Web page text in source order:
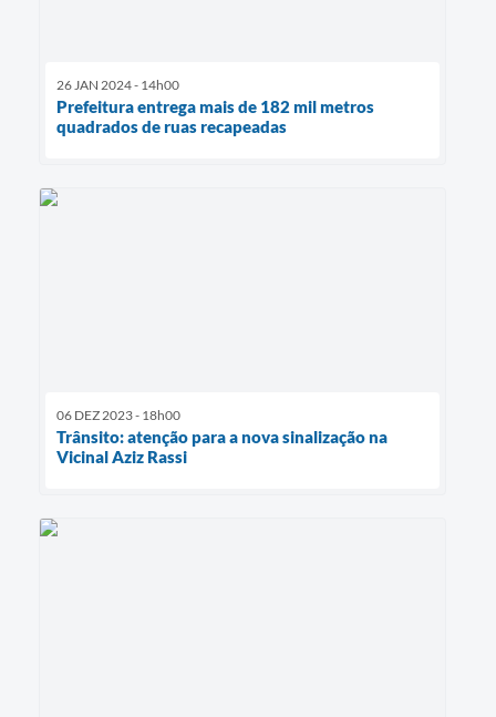
26 JAN 2024 - 14h00
Prefeitura entrega mais de 182 mil metros
quadrados de ruas recapeadas
06 DEZ 2023 - 18h00
Trânsito: atenção para a nova sinalização na
Vicinal Aziz Rassi